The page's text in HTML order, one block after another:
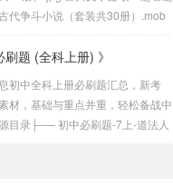
复，大家可以在下面分享的第一个书
站上下载它的最新版。不过就算阅
的两个书源网站就是收集了众多书
书源仓库。Yiove书源仓库第一个
书源...
代争斗小说（套装共30册）.mob
共30册）.epub。古典文学必读：
pan.quark.cn/s/2b38240b29e
题 (全科上册) 》
初中全科上册必刷题汇总，新考
材，基础与重点并重，轻松备战中
目录├── 初中必刷题-7上-道法人